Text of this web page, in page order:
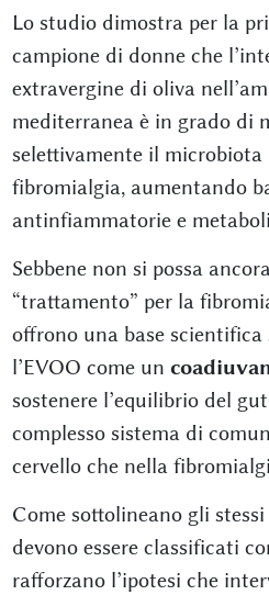
Lo studio dimostra per la
campione di donne che
extravergine di oliva
mediterranea è in grado di
selettivamente il
fibromialgia, aumentando
antinfiammatorie e
Sebbene non si possa
“trattamento” per la
offrono una base
l’EVOO come un
sostenere l’equilibrio del
complesso sistema di
cervello che nella
Come sottolineano gli
devono essere classificati
rafforzano l’ipotesi che